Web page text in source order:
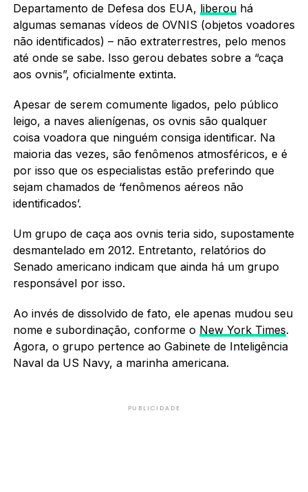
Departamento de Defesa dos EUA, liberouhá
algumas semanas vídeos de OVNIS (objetos voadores
não identificados) – não extraterrestres, pelo menos
até onde se sabe. Isso gerou debates sobre a “caça
aos ovnis”, oficialmente extinta.
Apesar de serem comumente ligados, pelo público
leigo, a naves alienígenas, os ovnis são qualquer
coisa voadora que ninguém consiga identificar. Na
maioria das vezes, são fenômenos atmosféricos, e é
por isso que os especialistas estão preferindo que
sejam chamados de ‘fenômenos aéreos não
identificados’.
Um grupo de caça aos ovnis teria sido, supostamente
desmantelado em 2012. Entretanto, relatórios do
Senado americano indicam que ainda há um grupo
responsável por isso.
Ao invés de dissolvido de fato, ele apenas mudou seu
nome e subordinação, conforme o New York Times.
Agora, o grupo pertence ao Gabinete de Inteligência
Naval da US Navy, a marinha americana.
PUBLICIDADE